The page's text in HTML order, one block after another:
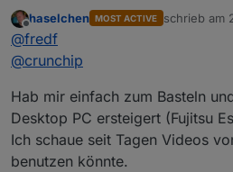
So ist das. Ich lerne auch
Mir fällt gerade noch ein
Umstieg von Proxmox ein:
Das einloggen in jeden LXC
xxx bei jedem update fand
@crunchipsagte in
@fredfsagte in Beratung:
Offline
haselchen MOST ACTIVE schrieb am
zuletzt
@fredf
@crunchip
Hab mir einfach zum Basteln
Desktop PC ersteigert (Fujitsu
Ich schaue seit Tagen Videos
benutzen könnte.